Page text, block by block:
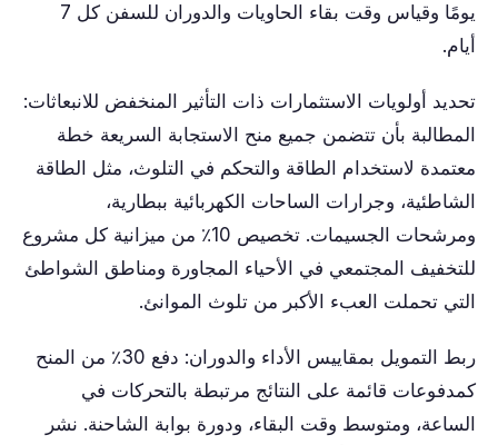
يومًا وقياس وقت بقاء الحاويات والدوران للسفن كل 7
أيام.
تحديد أولويات الاستثمارات ذات التأثير المنخفض للانبعاثات:
المطالبة بأن تتضمن جميع منح الاستجابة السريعة خطة
معتمدة لاستخدام الطاقة والتحكم في التلوث، مثل الطاقة
الشاطئية، وجرارات الساحات الكهربائية ببطارية،
ومرشحات الجسيمات. تخصيص 10٪ من ميزانية كل مشروع
للتخفيف المجتمعي في الأحياء المجاورة ومناطق الشواطئ
التي تحملت العبء الأكبر من تلوث الموانئ.
ربط التمويل بمقاييس الأداء والدوران: دفع 30٪ من المنح
كمدفوعات قائمة على النتائج مرتبطة بالتحركات في
الساعة، ومتوسط ​​وقت البقاء، ودورة بوابة الشاحنة. نشر